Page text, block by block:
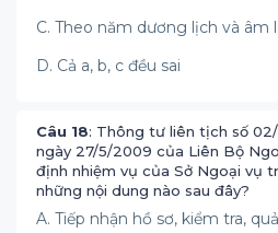
C. Theo năm dương lịch và âm
D. Cả a, b, c đều sai
Câu 18: Thông tư liên tịch số
ngày 27/5/2009 của Liên Bộ
định nhiệm vụ của Sở Ngoại vụ
những nội dung nào sau đây?
A. Tiếp nhận hồ sơ, kiểm tra,